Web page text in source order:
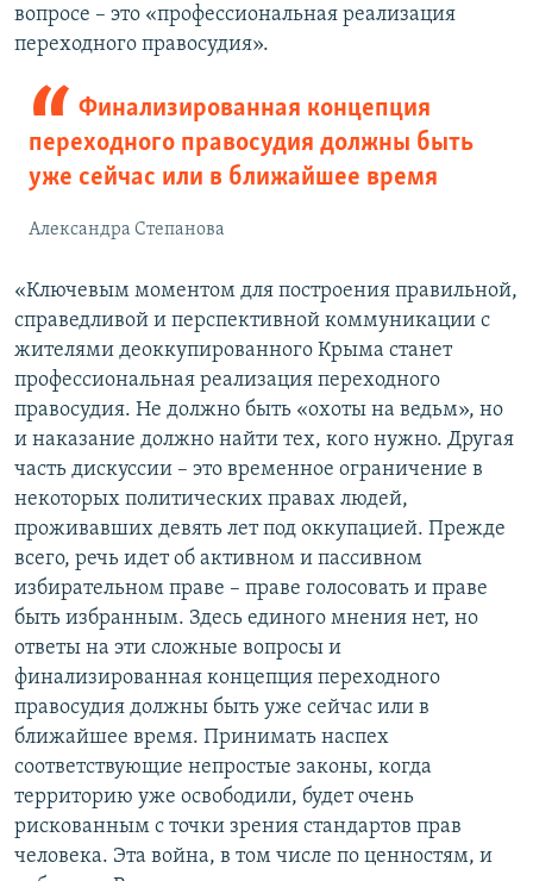
вопросе – это «профессиональная реализация
переходного правосудия».
Финализированная концепция
переходного правосудия должны быть
уже сейчас или в ближайшее время
Александра Степанова
«Ключевым моментом для построения правильной,
справедливой и перспективной коммуникации с
жителями деоккупированного Крыма станет
профессиональная реализация переходного
правосудия. Не должно быть «охоты на ведьм», но
и наказание должно найти тех, кого нужно. Другая
часть дискуссии – это временное ограничение в
некоторых политических правах людей,
проживавших девять лет под оккупацией. Прежде
всего, речь идет об активном и пассивном
избирательном праве – праве голосовать и праве
быть избранным. Здесь единого мнения нет, но
ответы на эти сложные вопросы и
финализированная концепция переходного
правосудия должны быть уже сейчас или в
ближайшее время. Принимать наспех
соответствующие непростые законы, когда
территорию уже освободили, будет очень
рискованным с точки зрения стандартов прав
человека. Эта война, в том числе по ценностям, и